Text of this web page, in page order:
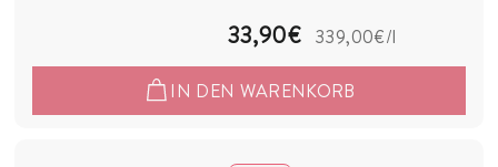
33,90€3
3
,
339,00€/l
IN DEN WARENKORB